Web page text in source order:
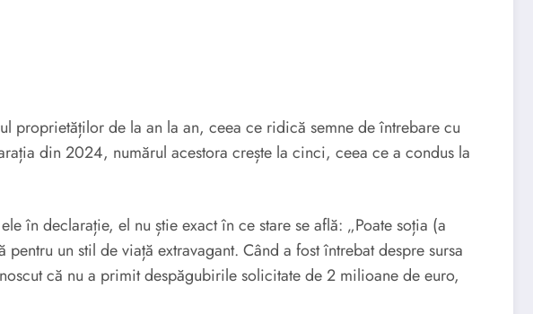
proprietăților de la an la an, ceea ce ridică semne de întrebare cu
din 2024, numărul acestora crește la cinci, ceea ce a condus la
în declarație, el nu știe exact în ce stare se află: „Poate soția (a
un stil de viață extravagant. Când a fost întrebat despre sursa
că nu a primit despăgubirile solicitate de 2 milioane de euro,